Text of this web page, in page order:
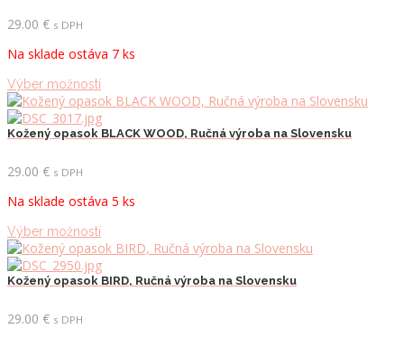
29.00 € s DPH
Na sklade ostáva 7 ks
Výber možnostíTento
produkt
má
viacero
môžete
na
stránke
produktu.
Kožený opasok BLACK WOOD, Ručná výroba na Slovensku
29.00 € s DPH
Na sklade ostáva 5 ks
Výber možnostíTento
produkt
má
viacero
Kožený opasok BIRD, Ručná výroba na Slovensku
29.00 € s DPH